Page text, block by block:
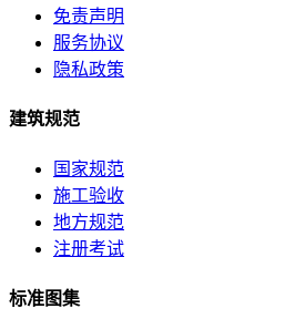
免责声明
服务协议
隐私政策
建筑规范
国家规范
施工验收
地方规范
注册考试
标准图集